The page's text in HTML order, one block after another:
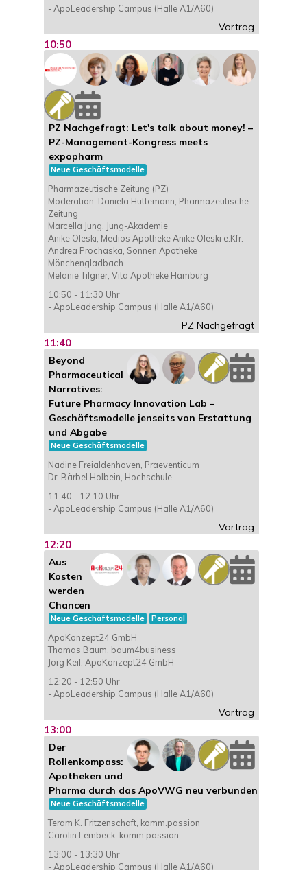
- ApoLeadership Campus (Halle A1/A60)
Vortrag
10:50
PZ Nachgefragt: Let's talk about money! –
PZ-Management-Kongress meets
expopharm
Neue Geschäftsmodelle
Pharmazeutische Zeitung (PZ)
Moderation: Daniela Hüttemann, Pharmazeutische
Zeitung
Marcella Jung, Jung-Akademie
Anike Oleski, Medios Apotheke Anike Oleski e.Kfr.
Andrea Prochaska, Sonnen Apotheke
Mönchengladbach
Melanie Tilgner, Vita Apotheke Hamburg
10:50 - 11:30 Uhr
- ApoLeadership Campus (Halle A1/A60)
PZ Nachgefragt
11:40
Beyond
Pharmaceutical
Narratives:
Future Pharmacy Innovation Lab –
Geschäftsmodelle jenseits von Erstattung
und Abgabe
Neue Geschäftsmodelle
Nadine Freialdenhoven, Praeventicum
Dr. Bärbel Holbein, Hochschule
11:40 - 12:10 Uhr
- ApoLeadership Campus (Halle A1/A60)
Vortrag
12:20
Aus
Kosten
werden
Chancen
Neue Geschäftsmodelle Personal
ApoKonzept24 GmbH
Thomas Baum, baum4business
Jörg Keil, ApoKonzept24 GmbH
12:20 - 12:50 Uhr
- ApoLeadership Campus (Halle A1/A60)
Vortrag
13:00
Der
Rollenkompass:
Apotheken und
Pharma durch das ApoVWG neu verbunden
Neue Geschäftsmodelle
Teram K. Fritzenschaft, komm.passion
Carolin Lembeck, komm.passion
13:00 - 13:30 Uhr
- ApoLeadership Campus (Halle A1/A60)